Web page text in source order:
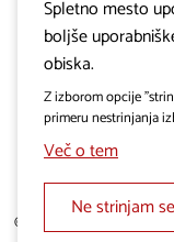
© 2019 - 2026 visitkras.info.
Spletno mesto
boljše
obiska.
Z izborom opcije
primeru nestrinjanja
Več o tem
Ne strinjam se